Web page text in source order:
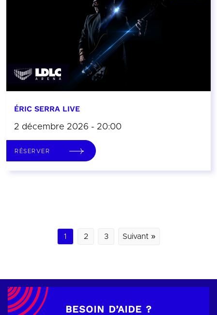
ÉRIC SERRA LIVE
2 décembre 2026 - 20:00
RÉSERVER
1 2 3 Suivant »
BESOIN D’AIDE ?